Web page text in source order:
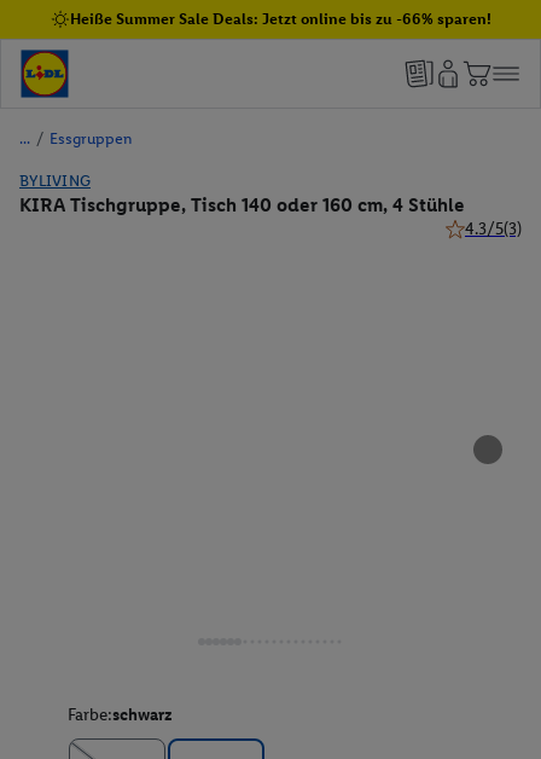
Heiße Summer Sale Deals: Jetzt online bis zu -66% sparen!
/ Essgruppen
BYLIVING
KIRA Tischgruppe, Tisch 140 oder 160 cm, 4 Stühle
4.3/5(3)
Farbe:schwarz